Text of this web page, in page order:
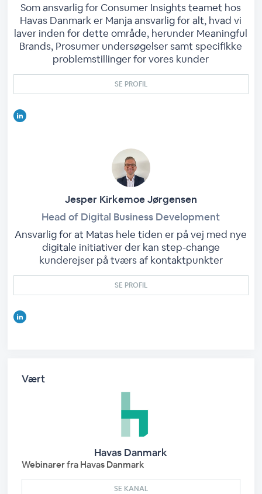
Som ansvarlig for Consumer Insights teamet hos
Havas Danmark er Manja ansvarlig for alt, hvad vi
laver inden for dette område, herunder Meaningful
Brands, Prosumer undersøgelser samt specifikke
problemstillinger for vores kunder
SE PROFIL
Jesper Kirkemoe Jørgensen
Head of Digital Business Development
Ansvarlig for at Matas hele tiden er på vej med nye
digitale initiativer der kan step-change
kunderejser på tværs af kontaktpunkter
SE PROFIL
Vært
Havas Danmark
Webinarer fra Havas Danmark
SE KANAL